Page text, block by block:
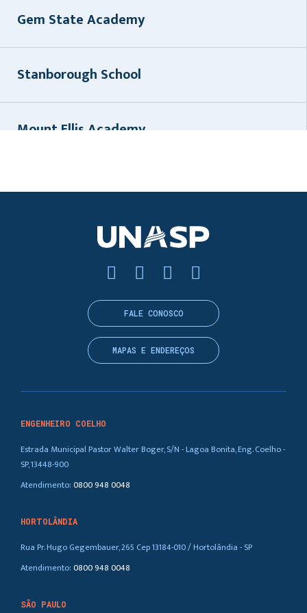
Gem State Academy
Stanborough School
Mount Ellis Academy
Andrews University
Newbold College of Higher Education
Universidade de La Sierra La Sierra
University
ENGENHEIRO COELHO
Estrada Municipal Pastor Walter Boger, S/N - Lagoa Bonita, Eng. Coelho -
SP, 13448-900
Atendimento:0800 948 0048
HORTOLÂNDIA
Rua Pr. Hugo Gegembauer, 265 Cep 13184-010 / Hortolândia - SP
Atendimento:0800 948 0048
SÃO PAULO
FALE CONOSCO
MAPAS E ENDEREÇOS